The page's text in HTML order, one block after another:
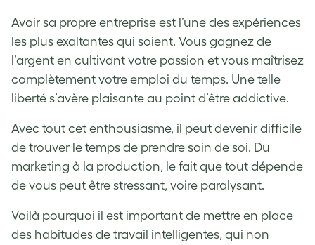
Avoir sa propre entreprise est l’une des expériences
les plus exaltantes qui soient. Vous gagnez de
l’argent en cultivant votre passion et vous maîtrisez
complètement votre emploi du temps. Une telle
liberté s’avère plaisante au point d’être addictive.
Avec tout cet enthousiasme, il peut devenir difficile
de trouver le temps de prendre soin de soi. Du
marketing à la production, le fait que tout dépende
de vous peut être stressant, voire paralysant.
Voilà pourquoi il est important de mettre en place
des habitudes de travail intelligentes, qui non